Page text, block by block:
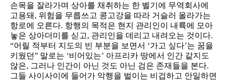
손목을 잘라가며 상아를 채취하는 한 벨기에 무역회사에
고용돼, 위험을 무릅쓰고 콩고강을 따라 거슬러 올라가는
항로에 오른다. 항행의 목적은 현지 관리인이 내륙에 모아
놓은 상아더미를 싣고, 관리인을 데리고 내려오는 것이다.
“어릴 적부터 지도의 빈 부분을 보면서 ‘가고 싶다’는 꿈을
키웠던” 말로는 ‘비어있는’ 아프리카 땅에서 인간 같지도
않은, 그러나 인간이 아닌 것도 아닌 검은 존재들을 본다.
그들 사이사이에 들어가 악행을 벌이는 비겁하고 안일하면